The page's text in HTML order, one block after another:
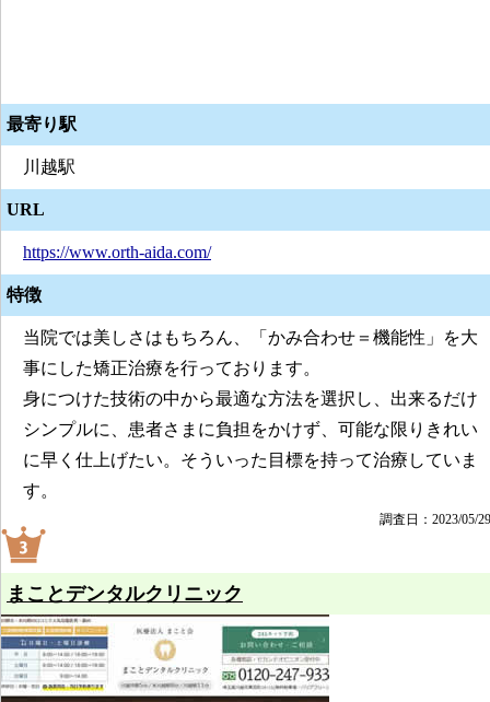
最寄り駅
川越駅
URL
https://www.orth-aida.com/
特徴
当院では美しさはもちろん、「かみ合わせ＝機能性」を大
事にした矯正治療を行っております。
身につけた技術の中から最適な方法を選択し、出来るだけ
シンプルに、患者さまに負担をかけず、可能な限りきれい
に早く仕上げたい。そういった目標を持って治療していま
す。
調査日：2023/05/29
まことデンタルクリニック